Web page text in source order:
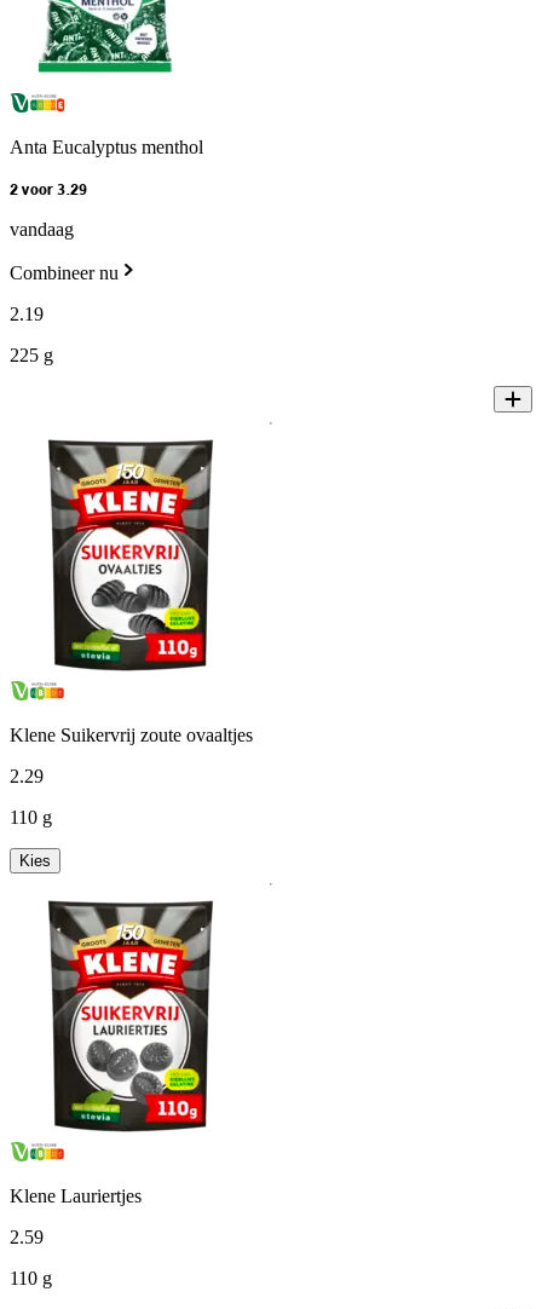
Anta Eucalyptus menthol
2 voor 3.29
vandaag
Combineer nu
2.19
225 g
Klene Suikervrij zoute ovaaltjes
2.29
110 g
Kies
Klene Lauriertjes
2.59
110 g